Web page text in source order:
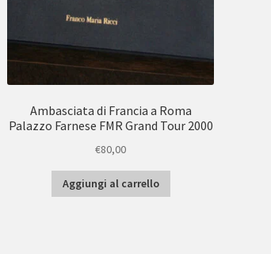
Ambasciata di Francia a Roma
Palazzo Farnese FMR Grand Tour 2000
€80,00
Aggiungi al carrello